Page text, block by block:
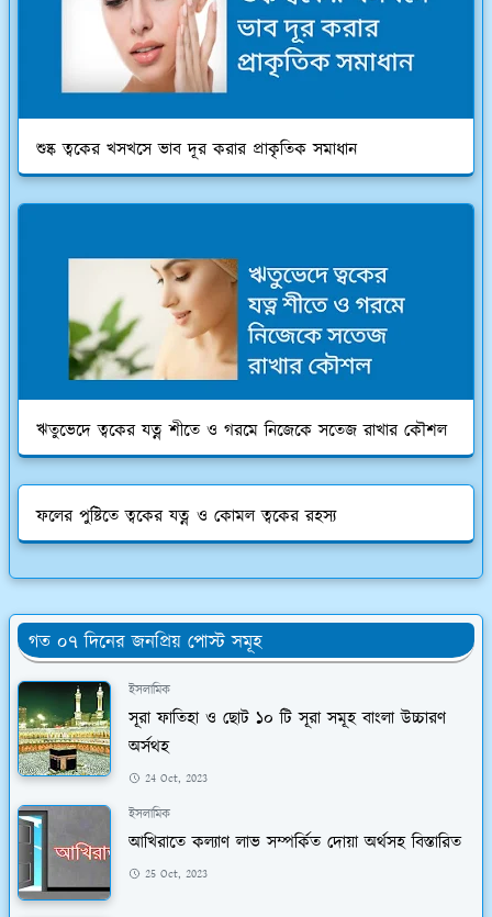
শুষ্ক ত্বকের খসখসে ভাব দূর করার প্রাকৃতিক সমাধান
ঋতুভেদে ত্বকের যত্ন শীতে ও গরমে নিজেকে সতেজ রাখার কৌশল
ফলের পুষ্টিতে ত্বকের যত্ন ও কোমল ত্বকের রহস্য
গত ০৭ দিনের জনপ্রিয় পোস্ট সমূহ
ইসলামিক
সূরা ফাতিহা ও ছোট ১০ টি সূরা সমূহ বাংলা উচ্চারণ
অর্সথহ
24 Oct, 2023
ইসলামিক
আখিরাতে কল্যাণ লাভ সম্পর্কিত দোয়া অর্থসহ বিস্তারিত
25 Oct, 2023